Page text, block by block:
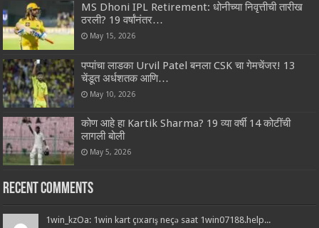
MS Dhoni IPL Retirement: धोनीच्या निवृत्तीची तारीख
ठरली? 19 वर्षांनंतर…
May 15, 2026
पप्पांचा लाडका Urvil Patel बनला CSK चा गेमचेंजर! 13
चेंडूत अर्धशतक आणि…
May 10, 2026
कोण आहे हा Kartik Sharma? 19 व्या वर्षी 14 कोटींची
लागली बोली
May 5, 2026
Recent Comments
1win_kzOa: 1win kart çıxarış neçə saat 1win07188.help...